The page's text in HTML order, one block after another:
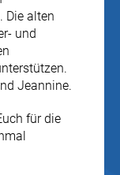
Die alten
und
Jeannine.
für die